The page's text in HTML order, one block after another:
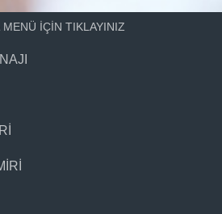
MENÜ İÇİN TIKLAYINIZ